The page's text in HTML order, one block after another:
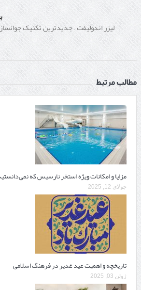
لیزر اندولیفت – جدیدترین تکنیک
مطالب مرتبط
مزایا و امکانات ویژه استخر نارسیس که
جولای 12, 2025
تاریخچه و اهمیت عید غدیر در فرهنگ اسلامی
ژوئن 03, 2025